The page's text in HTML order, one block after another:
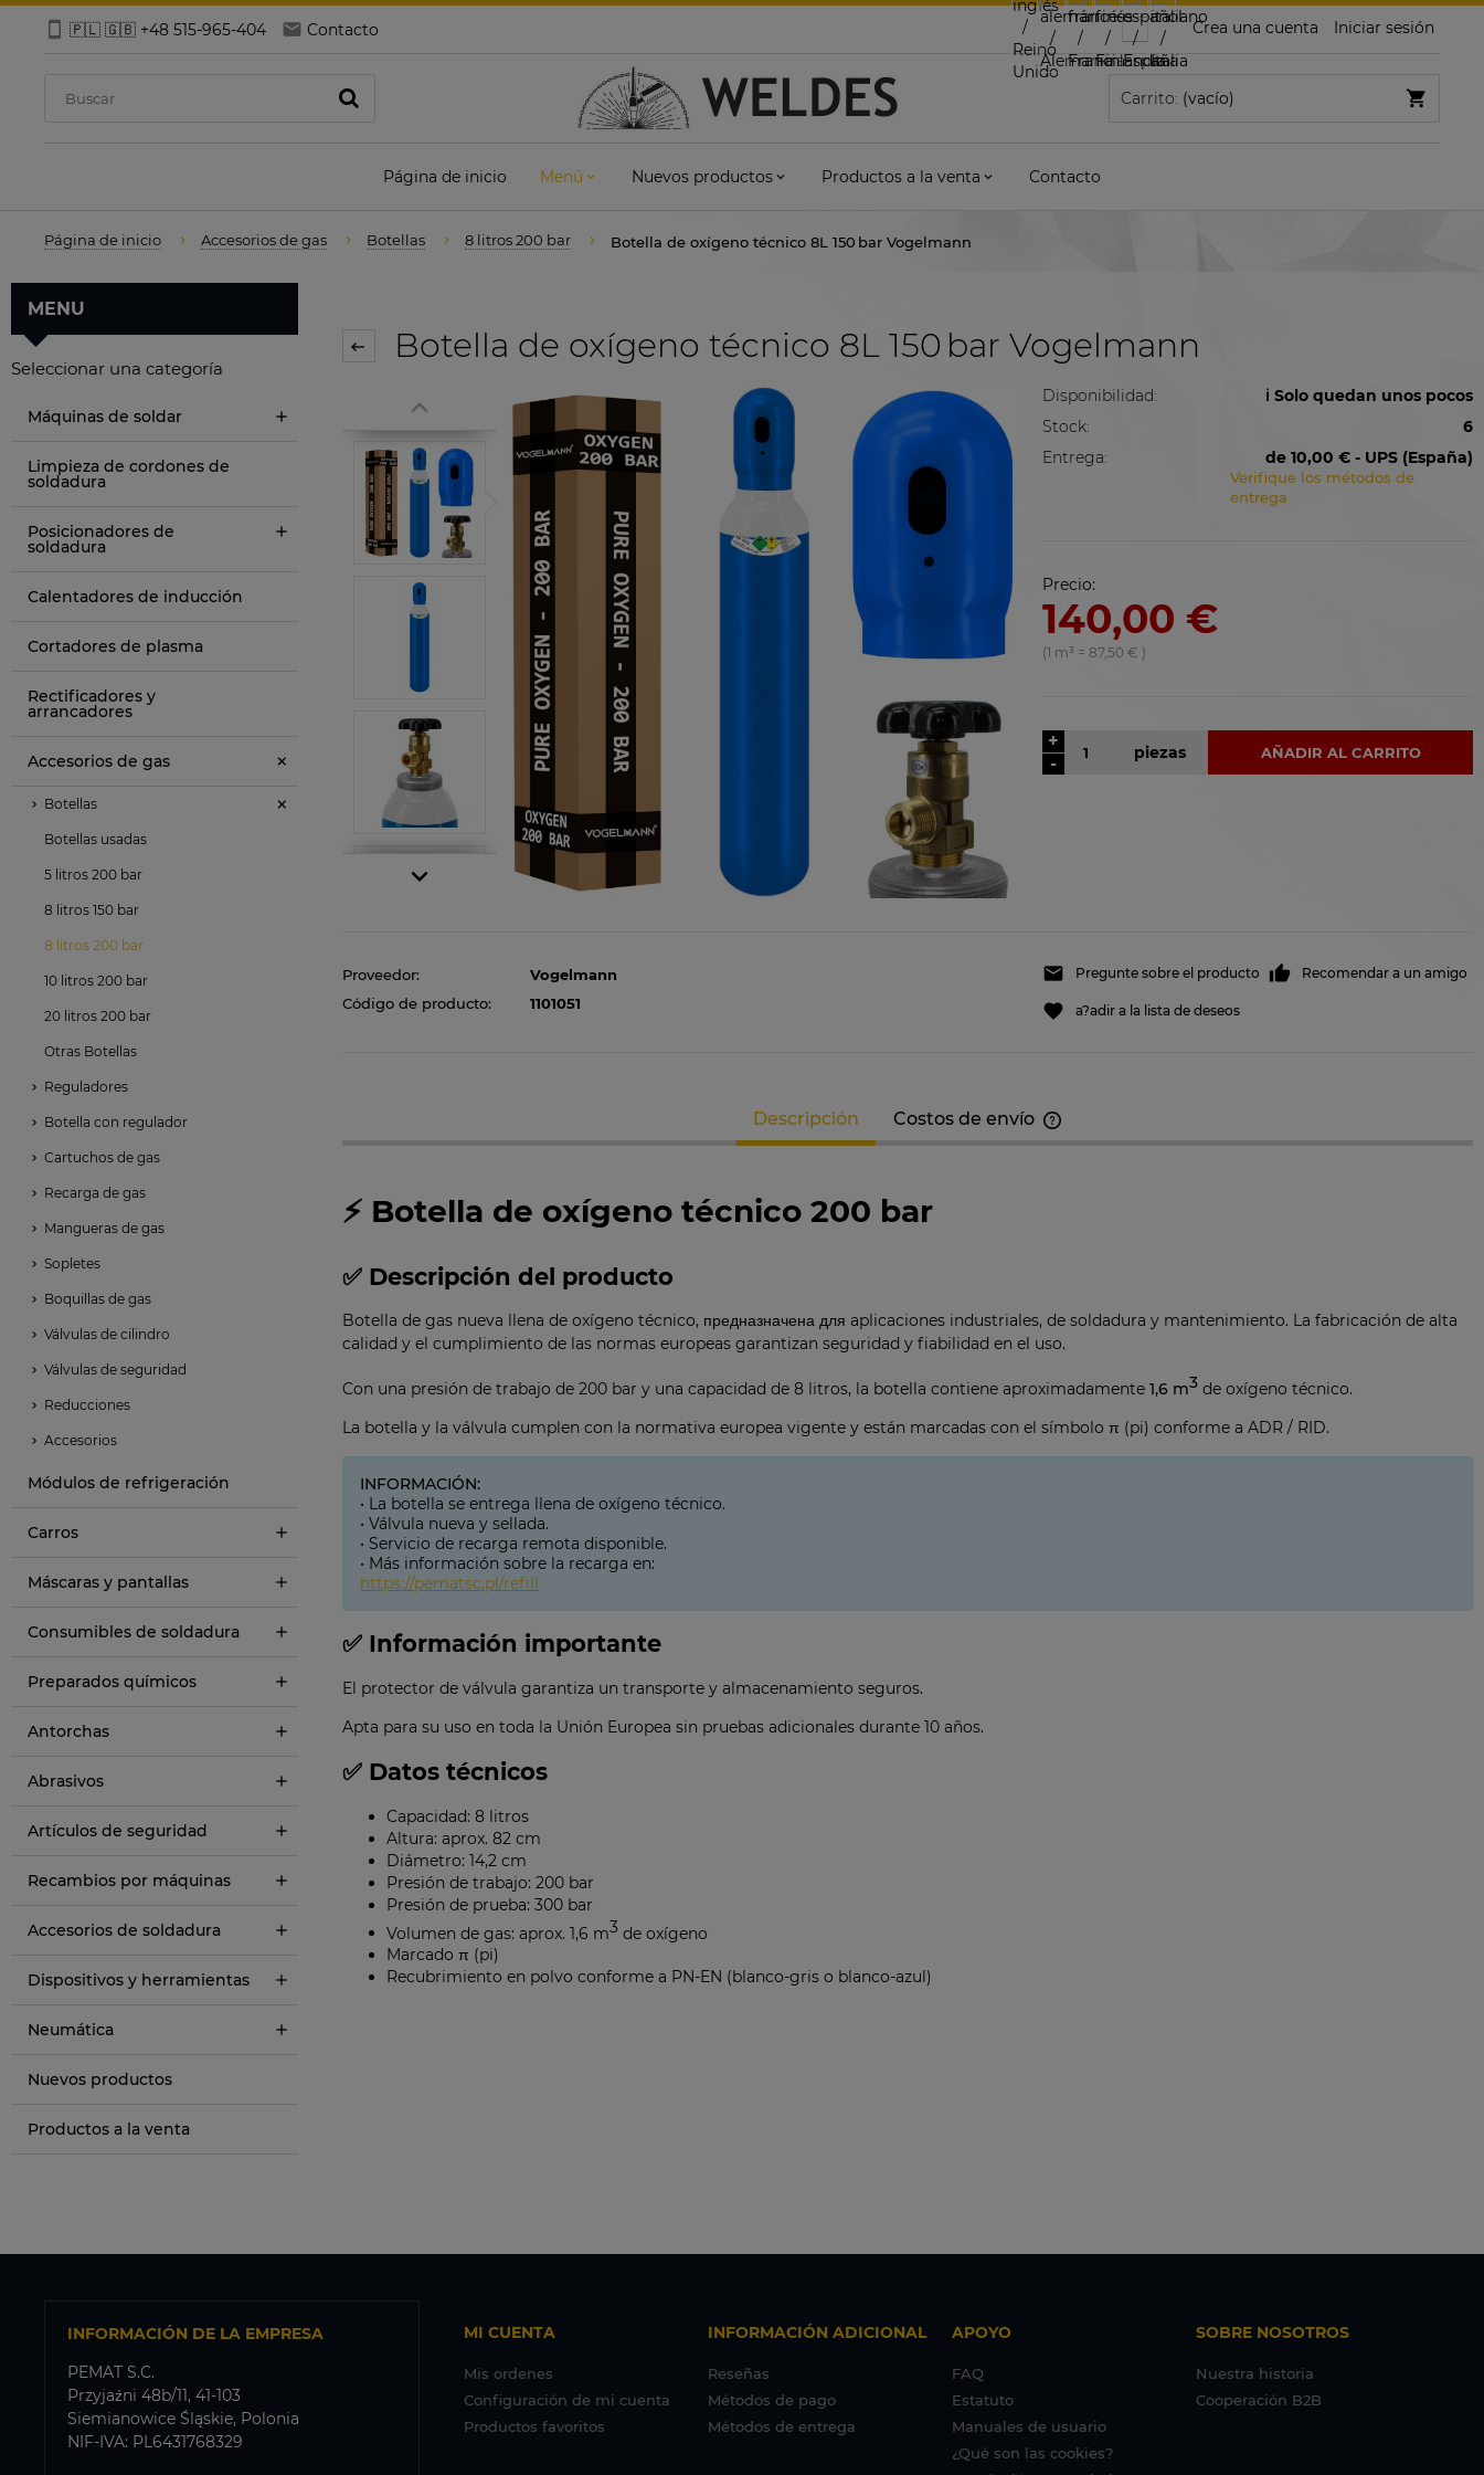
🇵🇱 🇬🇧 +48 515-965-404 Contacto Crea una cuenta Iniciar sesión
Carrito: (vacío)
Página de inicio Menú Nuevos productos Productos a la venta Contacto
Página de inicio Accesorios de gas Botellas 8 litros 200 bar Botella de oxígeno técnico 8L 150 bar Vogelmann
MENU
Seleccionar una categoría
Máquinas de soldar
Limpieza de cordones de
soldadura
Posicionadores de
soldadura
Calentadores de inducción
Cortadores de plasma
Rectificadores y
arrancadores
Accesorios de gas
Botellas
Botellas usadas
5 litros 200 bar
8 litros 150 bar
8 litros 200 bar
10 litros 200 bar
20 litros 200 bar
Otras Botellas
Reguladores
Botella con regulador
Cartuchos de gas
Recarga de gas
Mangueras de gas
Sopletes
Boquillas de gas
Válvulas de cilindro
Válvulas de seguridad
Reducciones
Accesorios
Módulos de refrigeración
Carros
Máscaras y pantallas
Consumibles de soldadura
Preparados químicos
Antorchas
Abrasivos
Artículos de seguridad
Recambios por máquinas
Accesorios de soldadura
Dispositivos y herramientas
Neumática
Nuevos productos
Productos a la venta
Botella de oxígeno técnico 8L 150 bar Vogelmann
Disponibilidad:
ℹ️ Solo quedan unos pocos
Stock:
6
Entrega:
de 10,00 € - UPS (España)
Verifique los métodos de
entrega
Precio:
140,00 €
(1 m³ = 87,50 € )
-
+
piezas AÑADIR AL CARRITO
Proveedor:
Vogelmann
Código de producto:
1101051
Pregunte sobre el producto Recomendar a un amigo
a?adir a la lista de deseos
Descripción Costos de envío
⚡ Botella de oxígeno técnico 200 bar
✅ Descripción del producto
Botella de gas nueva llena de oxígeno técnico, предназначена для aplicaciones industriales, de soldadura y mantenimiento. La fabricación de alta
calidad y el cumplimiento de las normas europeas garantizan seguridad y fiabilidad en el uso.
Con una presión de trabajo de 200 bar y una capacidad de 8 litros, la botella contiene aproximadamente 1,6 m3 de oxígeno técnico.
La botella y la válvula cumplen con la normativa europea vigente y están marcadas con el símbolo π (pi) conforme a ADR / RID.
INFORMACIÓN:
• La botella se entrega llena de oxígeno técnico.
• Válvula nueva y sellada.
• Servicio de recarga remota disponible.
• Más información sobre la recarga en:
https://pematsc.pl/refill
✅ Información importante
El protector de válvula garantiza un transporte y almacenamiento seguros.
Apta para su uso en toda la Unión Europea sin pruebas adicionales durante 10 años.
✅ Datos técnicos
Capacidad: 8 litros
Altura: aprox. 82 cm
Diámetro: 14,2 cm
Presión de trabajo: 200 bar
Presión de prueba: 300 bar
Volumen de gas: aprox. 1,6 m3 de oxígeno
Marcado π (pi)
Recubrimiento en polvo conforme a PN-EN (blanco-gris o blanco-azul)
MI CUENTA
Mis ordenes
Configuración de mi cuenta
Productos favoritos
INFORMACIÓN ADICIONAL
Reseñas
Métodos de pago
Métodos de entrega
APOYO
FAQ
Estatuto
Manuales de usuario
¿Qué son las cookies?
SOBRE NOSOTROS
Nuestra historia
Cooperación B2B
INFORMACIÓN DE LA EMPRESA
PEMAT S.C.
Przyjaźni 48b/11, 41-103
Siemianowice Śląskie, Polonia
NIF-IVA: PL6431768329